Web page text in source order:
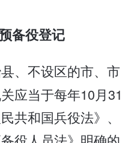
备役登记
、不设区的市、市
应当于每年10月31
共和国兵役法》、